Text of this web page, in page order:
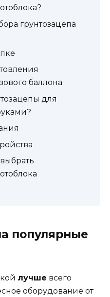
грунтозацепа
баллона
для
популярные
лучше всего
оборудование от